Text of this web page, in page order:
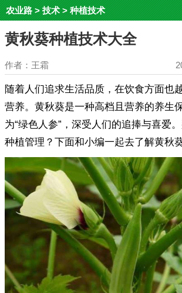
农业路>技术>种植技术
黄秋葵种植技术大全
作者：王霜
随着人们追求生活品质，在饮食方面也
营养。黄秋葵是一种高档且营养的养生
为“绿色人参”，深受人们的追捧与喜爱
种植管理？下面和小编一起去了解黄秋